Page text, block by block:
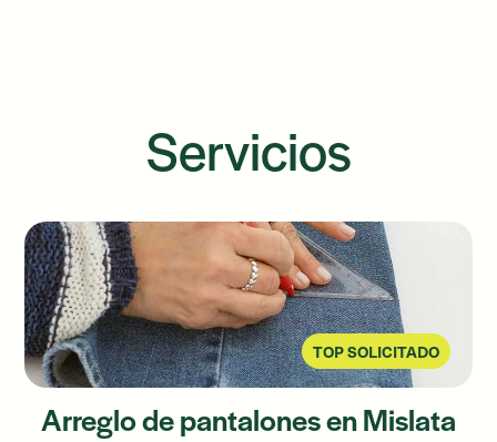
Servicios
TOP SOLICITADO
Arreglo de pantalones en Mislata